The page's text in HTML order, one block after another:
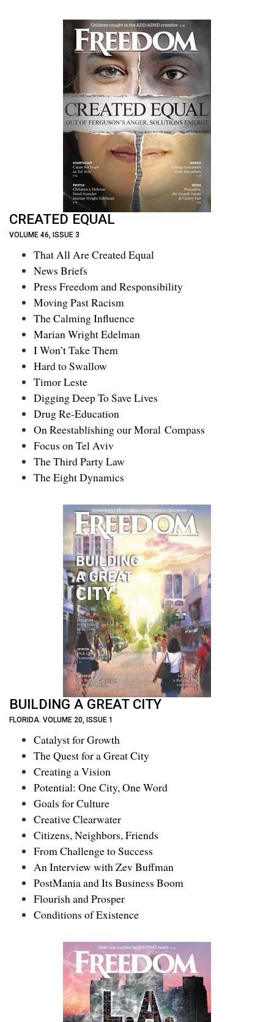
CREATED EQUAL
VOLUME 46, ISSUE 3
That All Are Created Equal
News Briefs
Press Freedom and Responsibility
Moving Past Racism
The Calming Influence
Marian Wright Edelman
I Won’t Take Them
Hard to Swallow
Timor Leste
Digging Deep To Save Lives
Drug Re-Education
On Reestablishing our Moral Compass
Focus on Tel Aviv
The Third Party Law
The Eight Dynamics
BUILDING A GREAT CITY
FLORIDA. VOLUME 20, ISSUE 1
Catalyst for Growth
The Quest for a Great City
Creating a Vision
Potential: One City, One Word
Goals for Culture
Creative Clearwater
Citizens, Neighbors, Friends
From Challenge to Success
An Interview with Zev Buffman
PostMania and Its Business Boom
Flourish and Prosper
Conditions of Existence